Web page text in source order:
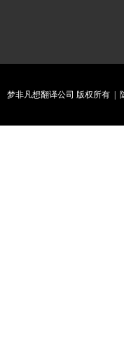
梦非凡想翻译公司 版权所有 |